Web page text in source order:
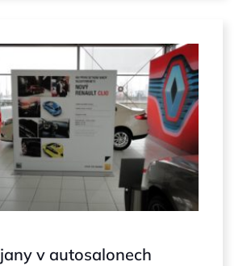
v autosalonech